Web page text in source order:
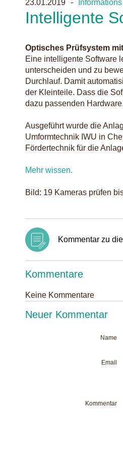
23.01.2019
Intelligente
Optisches Prüfsystem
Eine intelligente Software
unterscheiden und zu
Durchlauf. Damit
der Kleinteile. Dass die
dazu passenden Hardware.
Ausgeführt wurde die
Umformtechnik IWU in
Fördertechnik für die
Mehr wissen.
Bild: 19 Kameras prüfen
Kommentar zu
Kommentare
Keine Kommentare
Neuer Kommentar
Name
Email
Kommentar